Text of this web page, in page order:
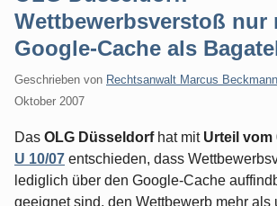
Wettbewerbsverstoß nur
Google-Cache als
Geschrieben von Rechtsanwalt Marcus Beckmann
Oktober 2007
Das OLG Düsseldorfhat mit Urteil vom
U 10/07 entschieden, dass
lediglich über den Google-Cache
geeignet sind, den Wettbewerb mehr als